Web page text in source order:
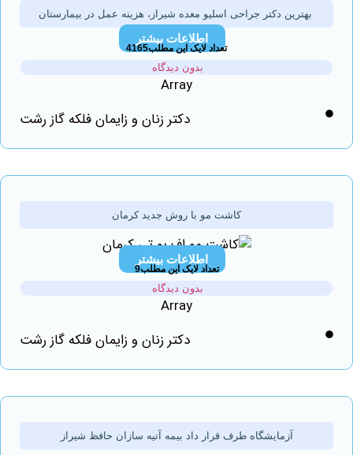
دکتر جراحی اسلیو معده شیراز، هزینه عمل در بیمارستان
اطلاعات بیشتر
تعداد لایک این مطلب4165
بدون دیدگاه
دکتر زنان و زایمان فلکه گاز رشت
کاشت مو با روش جدید کرمان
اطلاعات بیشتر
تعداد لایک این مطلب9
بدون دیدگاه
دکتر زنان و زایمان فلکه گاز رشت
آزمایشگاه طرف قرار داد بیمه آتیه سازان حافظ شیراز